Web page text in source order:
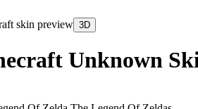
3D
Unknown